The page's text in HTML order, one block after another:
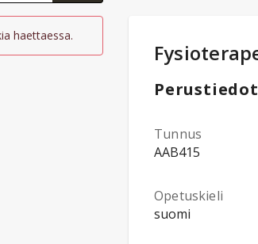
haettaessa.
Perustiedot
Tunnus
AAB415
Opetuskieli
suomi